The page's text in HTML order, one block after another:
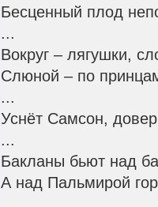
Бесценный плод
...
Вокруг – лягушки,
Слюной – по
...
Уснёт Самсон,
...
Бакланы бьют над
А над Пальмирой